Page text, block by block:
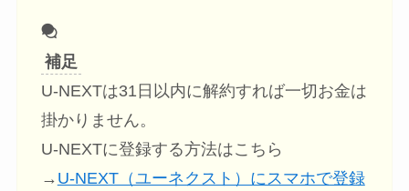
補足
U-NEXTは31日以内に解約すれば一切お金は
掛かりません。
U-NEXTに登録する方法はこちら
→ U-NEXT（ユーネクスト）にスマホで登録